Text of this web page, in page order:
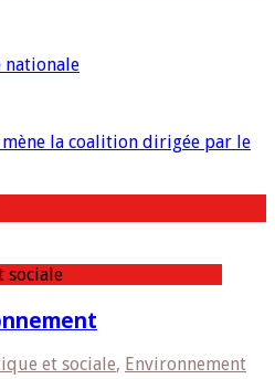
nationale
la coalition dirigée par le
sociale
et sociale, Environnement